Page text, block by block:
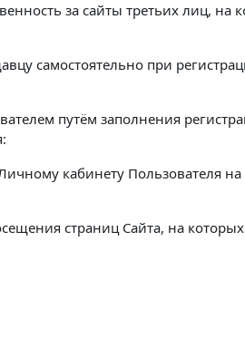
за сайты третьих лиц, на
самостоятельно при
путём заполнения
кабинету Пользователя на
страниц Сайта, на которых